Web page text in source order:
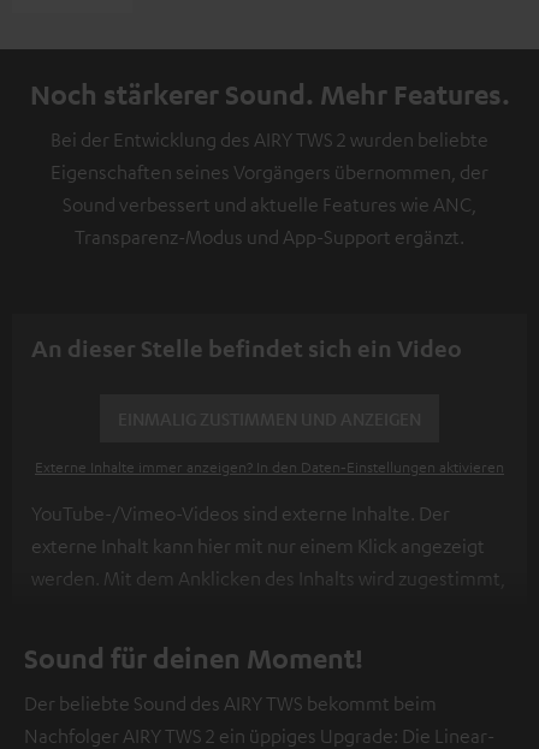
Noch stärkerer Sound. Mehr Features.
Bei der Entwicklung des AIRY TWS 2 wurden beliebte
Eigenschaften seines Vorgängers übernommen, der
Sound verbessert und aktuelle Features wie ANC,
Transparenz-Modus und App-Support ergänzt.
An dieser Stelle befindet sich ein Video
Externe Inhalte immer anzeigen? In den Daten‑Einstellungen aktivieren
YouTube-/Vimeo-Videos sind externe Inhalte. Der
externe Inhalt kann hier mit nur einem Klick angezeigt
werden. Mit dem Anklicken des Inhalts wird zugestimmt,
personenbezogene Daten an Drittplattformen
übermittelt werden.Weitere Informationen sind in der
Datenschutzerklärung unter I zu finden.
Sound für deinen Moment!
Der beliebte Sound des AIRY TWS bekommt beim
Nachfolger AIRY TWS 2 ein üppiges Upgrade: Die Linear-